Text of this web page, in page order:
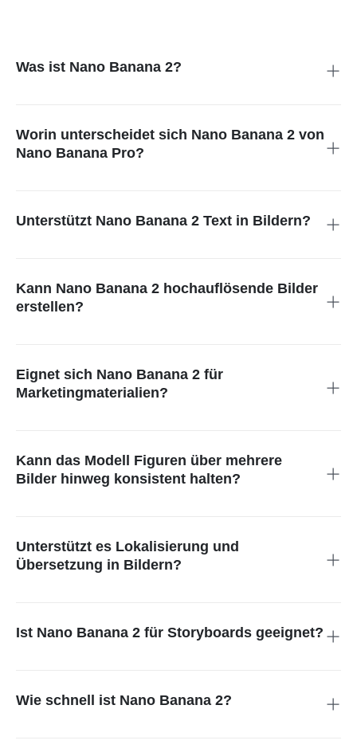
Was ist Nano Banana 2?
die Genauigkeit bei Anweisungen sowie die visuelle
Worin unterscheidet sich Nano Banana 2 von
Nano Banana Pro?
Konsistenz bei mehreren Motiven und präzisere Umsetzung
Unterstützt Nano Banana 2 Text in Bildern?
Grußkarten und Markeninhalte mit gut lesbarer Typografie.
Kann Nano Banana 2 hochauflösende Bilder
erstellen?
verschiedene Plattformen und Produktionsanforderungen.
Eignet sich Nano Banana 2 für
Marketingmaterialien?
Werbung, Produktbilder und andere Werbemittel.
Kann das Modell Figuren über mehrere
Bilder hinweg konsistent halten?
Workflows bewahren.
Unterstützt es Lokalisierung und
Übersetzung in Bildern?
Layout neu erstellen zu müssen.
Ist Nano Banana 2 für Storyboards geeignet?
die Entwicklung von Storyboards.
Wie schnell ist Nano Banana 2?